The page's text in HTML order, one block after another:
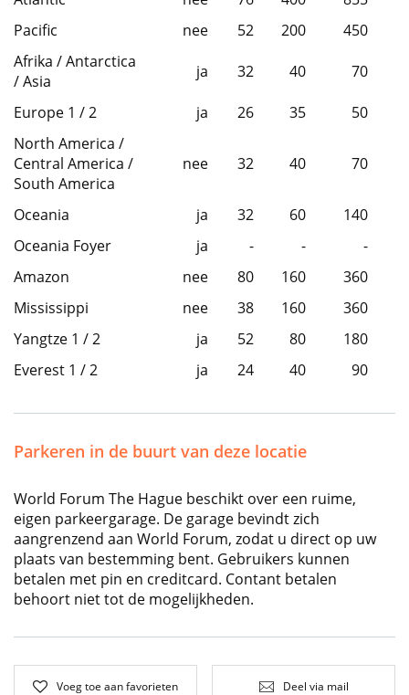
Pacific
nee 52 200 450
Afrika / Antarctica
/ Asia
ja 32 40 70
Europe 1 / 2 ja 26 35
50
North America /
Central America /
South America
nee 32 40 70
Oceania ja 32 60
140
Oceania Foyer
ja - -
-
Amazon
nee 80 160 360
Mississippi
nee 38 160 360
Yangtze 1 / 2
ja 52 80 180
Everest 1 / 2
ja 24 40 90
Parkeren in de buurt van deze locatie
World Forum The Hague beschikt over een ruime,
eigen parkeergarage. De garage bevindt zich
aangrenzend aan World Forum, zodat u direct op uw
plaats van bestemming bent. Gebruikers kunnen
betalen met pin en creditcard. Contant betalen
behoort niet tot de mogelijkheden.
Voeg toe aan favorieten Deel via mail